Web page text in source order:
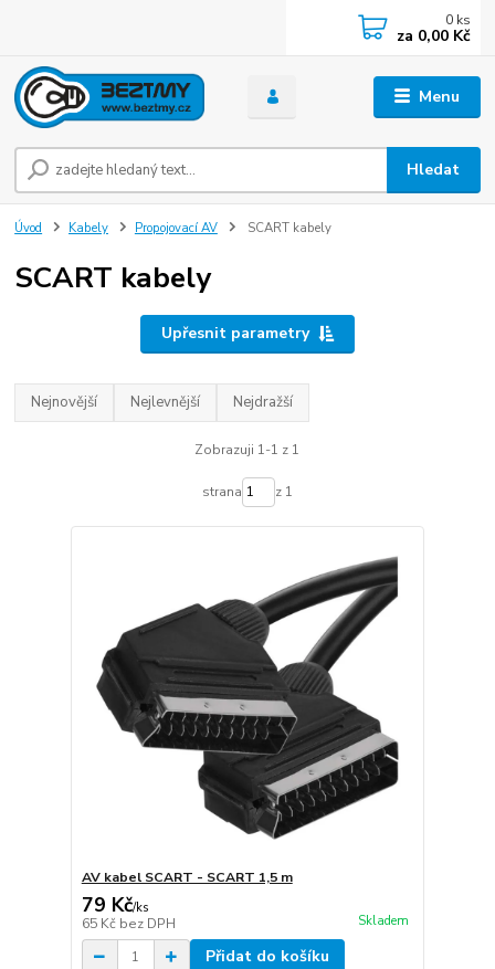
Menu
Hledat
0 ks
za 0,00 Kč
Úvod Kabely Propojovací AV SCART kabely
SCART kabely
Upřesnit parametry
Nejnovější Nejlevnější Nejdražší
Zobrazuji 1-1 z 1
strana z 1
AV kabel SCART - SCART 1,5 m
79 Kč/ks
65 Kč bez DPH Skladem
Přidat do košíku